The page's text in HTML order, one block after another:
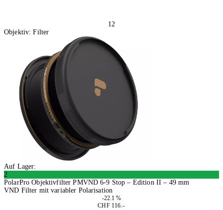
12
Objektiv: Filter
Auf Lager:
2
PolarPro Objektivfilter PMVND 6-9 Stop – Edition II – 49 mm
VND Filter mit variabler Polarisation
-22.1 %
CHF 116.–